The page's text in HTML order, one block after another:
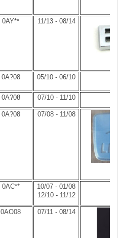
0AY** 11/13 - 08/14
0A?08 05/10 - 06/10
0A?08 07/10 - 11/10
0A?08 07/08 - 11/08
0AC**
10/07 - 01/08
12/10 - 11/12
0AO08 07/11 - 08/14